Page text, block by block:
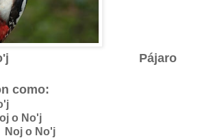
No'j Pájaro
como:
o No'j
Noj o No'j